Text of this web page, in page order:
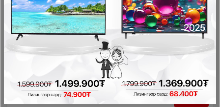
Зочны өрөө
898,000₮
- 648,700₮